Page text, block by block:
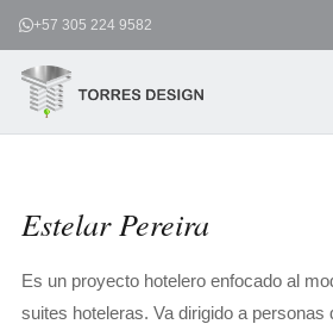
contenido
+57 305 224 9582
Estelar Pereira
Es un proyecto hotelero enfocado al
suites hoteleras. Va dirigido a personas